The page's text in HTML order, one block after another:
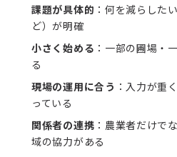
課題が具体的 ：何を減らした
ど）が明確
小さく始める ：一部の圃場・
る
現場の運用に合う ：入力が重
っている
関係者の連携 ：農業者だけで
域の協力がある